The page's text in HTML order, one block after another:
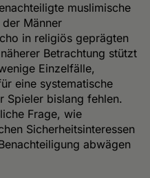
muslimische
Männer
in religiös geprägten
Betrachtung stützt
Einzelfälle,
eine systematische
Spieler bislang fehlen.
Frage, wie
Sicherheitsinteressen
abwägen